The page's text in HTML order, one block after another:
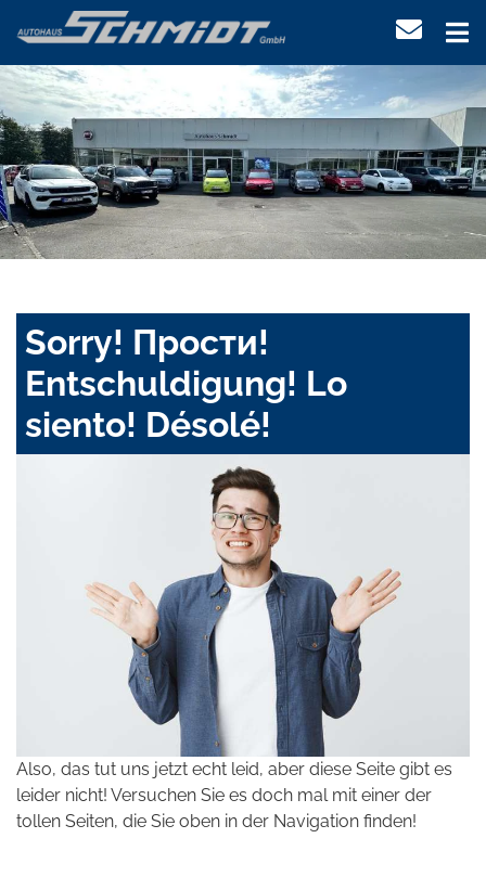
Sorry! Прости!
Entschuldigung! Lo
siento! Désolé!
Also, das tut uns jetzt echt leid, aber diese Seite gibt es
leider nicht! Versuchen Sie es doch mal mit einer der
tollen Seiten, die Sie oben in der Navigation finden!